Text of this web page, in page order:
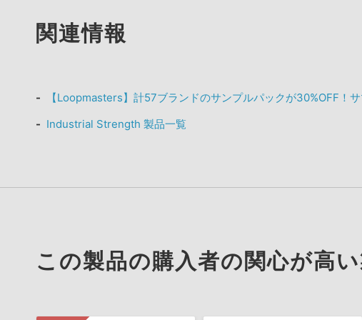
関連情報
【Loopmasters】計57ブランドのサンプルパックが30%OFF！サ
Industrial Strength 製品一覧
この製品の購入者の関心が高